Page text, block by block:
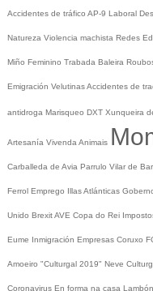
Accidentes de tráfico AP-9 Laboral
Natureza Violencia machista Redes
Miño Feminino Trabada Baleira
Emigración VelutinasAccidentes de
antidroga Marisqueo DXT Xunqueira
Artesanía Vivenda Animais
Carballeda de Avia Parrulo Vilar de
Ferrol Emprego Illas Atlánticas
Unido BrexitAVE Copa do Rei
Eume Inmigración Empresas Coruxo
Amoeiro "Culturgal 2019" Neve
Coronavirus En forma na casa